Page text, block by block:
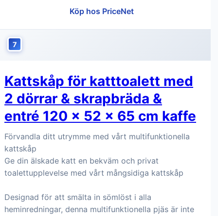
Köp hos PriceNet
7
Kattskåp för katttoalett med
2 dörrar & skrapbräda &
entré 120 x 52 x 65 cm kaffe
Förvandla ditt utrymme med vårt multifunktionella
kattskåp
Ge din älskade katt en bekväm och privat
toalettupplevelse med vårt mångsidiga kattskåp
Designad för att smälta in sömlöst i alla
heminredningar, denna multifunktionella pjäs är inte